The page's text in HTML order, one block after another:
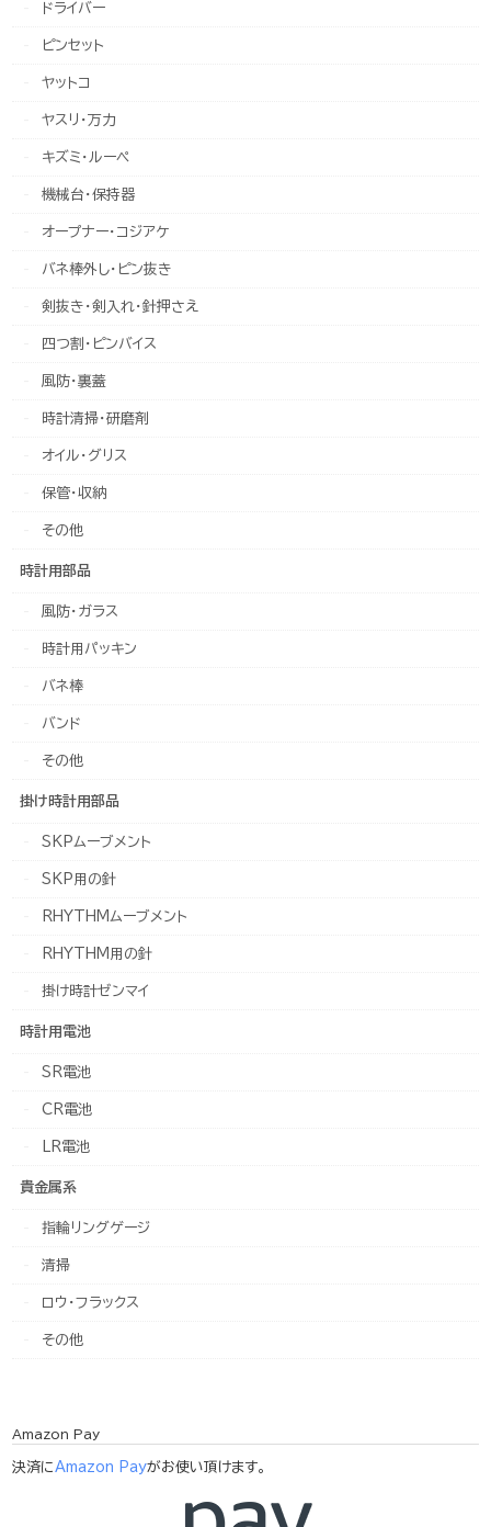
ドライバー
ピンセット
ヤットコ
ヤスリ・万力
キズミ・ルーペ
機械台・保持器
オープナー・コジアケ
バネ棒外し・ピン抜き
剣抜き・剣入れ・針押さえ
四つ割・ピンバイス
風防・裏蓋
時計清掃・研磨剤
オイル・グリス
保管・収納
その他
時計用部品
風防・ガラス
時計用パッキン
バネ棒
バンド
その他
掛け時計用部品
SKPムーブメント
SKP用の針
RHYTHMムーブメント
RHYTHM用の針
掛け時計ゼンマイ
時計用電池
SR電池
CR電池
LR電池
貴金属系
指輪リングゲージ
清掃
ロウ・フラックス
その他
Amazon Pay
決済にAmazon Payがお使い頂けます。